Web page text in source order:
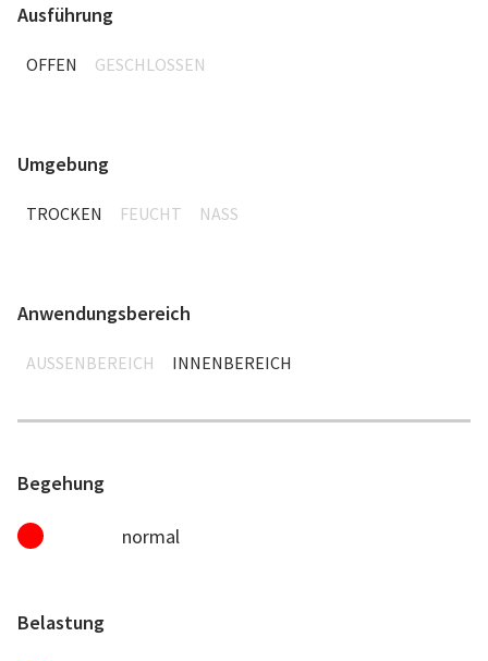
Ausführung
OFFEN GESCHLOSSEN
Umgebung
TROCKEN FEUCHT NASS
Anwendungsbereich
AUSSENBEREICH INNENBEREICH
Begehung
normal
Belastung